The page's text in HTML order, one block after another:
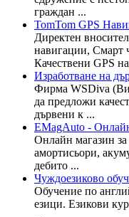
граждан ...
TomTom GPS
Директен
навигации, Смарт
Качествени GPS
Изработване на
Фирма WSDiva (Ви
да предложи
дървени к ...
EMagAuto -
Онлайн магазин за
амортисьори,
дебито ...
Чуждоезиково
Обучение по
езици. Езикови